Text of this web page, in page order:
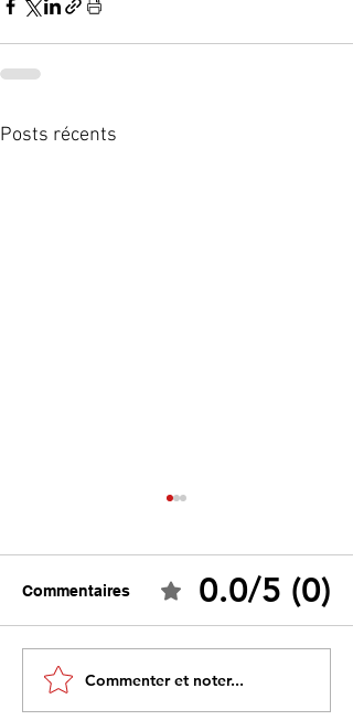
Posts récents
Tebboune face à ses
propres mirages :
Commentaires 0.0/5 (0)
Commenter et noter...